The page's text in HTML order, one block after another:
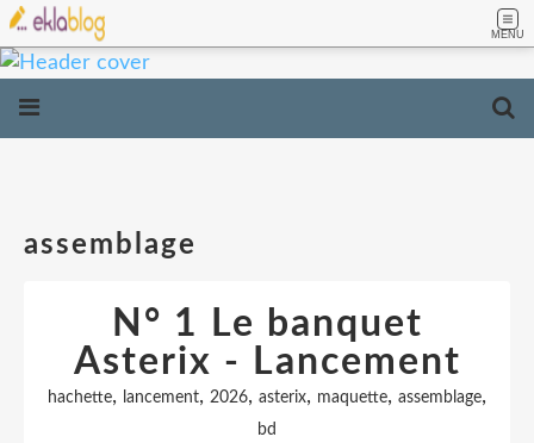
MENU
assemblage
N° 1 Le banquet
Asterix - Lancement
hachette, lancement, 2026, asterix, maquette, assemblage,
bd